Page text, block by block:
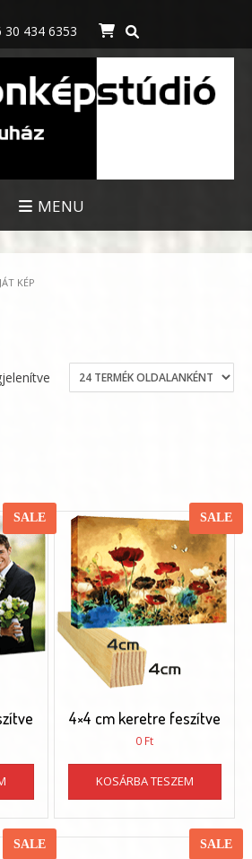
30 434 6353
MENU
KÉP
SALE SALE
4×4 cm keretre feszítve
0 Ft
KOSÁRBA TESZEM
SALE SALE